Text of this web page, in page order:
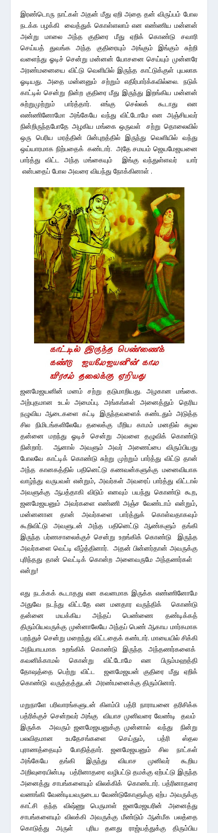
இரண்டொரு நாட்கள் அதன் மீது ஏறி அதை தன் விருப்பம் போல
நடக்க பழக்கி வைத்துக் கொள்ளலாம் என எண்ணிய மன்னன்
அன்று மாலை அந்த குதிரை மீது ஏறிக் கொண்டு சவாரி
செய்யத் துவங்க அந்த குதிரையும் அங்கும் இங்கும் சுற்றி
வளைந்து ஓடிச் சென்று மன்னன் யோசனை செய்யும் முன்னரே
அரண்மனையை விட்டு வெளியில் இருந்த காட்டுக்குள் புயலாக
ஓடியது. அதை மன்னனும் சற்றும் எதிர்பார்க்கவில்லை. நடுக்
காட்டில் சென்று நின்ற குதிரை மீது இருந்து இறங்கிய மன்னன்
சுற்றுமுற்றும் பார்த்தார். எங்கு செல்லக் கூடாது என
எண்ணினோமோ அங்கேயே வந்து விட்டோமே என அஞ்சியவர்
நின்றிருந்தபோதே அழகிய மங்கை ஒருவள் சற்று தொலைவில்
ஒரு பெரிய மரத்தின் பின்புறத்தில் இருந்து வெளியில் வந்து
ஒய்யாரமாக நிற்பதைக் கண்டார். அதே சமயம் ஜெயமேஜயனை
பார்த்து விட்ட அந்த மங்கையும் இங்கு வந்துள்ளவர் யார்
என்பதைப் போல அவரை வியந்து நோக்கினாள் .
ஜனமேஜயனின் மனம் சற்று தடுமாறியது. அழகான மங்கை.
அற்புதமான உடல் அமைப்பு. அங்கங்கள் அனைத்தும் தெரிய
நழுவிய ஆடைகளை கட்டி இருந்தவளைக் கண்டதும் அடுத்த
சில நிமிடங்களிலேயே தலைக்கு மீறிய காமம் மனதில் சுழல
தன்னை மறந்து ஓடிச் சென்று அவளை தழுவிக் கொண்டு
நின்றார். ஆனால் அவளும் அவர் அணைப்பை விரும்பியது
போலவே காட்டிக் கொண்டு சுற்று முற்றும் பார்த்து விட்டு தான்
அந்த கானகத்தில் பதினெட்டு கணவன்களுக்கு மனைவியாக
வாழ்ந்து வருபவள் என்றும், அவர்கள் அவரைப் பார்த்து விட்டால்
அவளுக்கு ஆபத்தாகி விடும் எனவும் பயந்து கொண்டு கூற,
ஜனமேஜயனும் அவர்களை எண்ணி அஞ்ச வேண்டாம் என்றும்,
மன்னனான தான் அவர்களை பார்த்துக் கொள்வதாகவும்
கூறிவிட்டு அவளுடன் அந்த பதினெட்டு ஆண்களும் தங்கி
இருந்த பர்ணசாலைக்குச் சென்று உறங்கிக் கொண்டு இருந்த
அவர்களை வெட்டி வீழ்த்தினார். அதன் பின்னர்தான் அவருக்கு
புரிந்தது தான் வெட்டிக் கொன்ற அனைவருமே அந்தணர்கள்
என்று!
எது நடக்கக் கூடாதது என கவனமாக இருக்க எண்ணினோமே
அதுவே நடந்து விட்டதே என மனதார வருந்திக் கொண்டு
தன்னை மயக்கிய அந்தப் பெண்ணை தண்டிக்கத்
திரும்பியவருக்கு முன்னாலேயே அந்தப் பெண் ஆகாய மார்கமாக
பறந்துச் சென்று மறைந்து விட்டதைக் கண்டார். மாயையில் சிக்கி
அநியாயமாக உறங்கிக் கொண்டு இருந்த அந்தணர்களைக்
கவனிக்காமல் கொன்று விட்டோமே என பிரும்மஹத்தி
தோஷத்தை பெற்று விட்ட ஜனமேஜயன் குதிரை மீது ஏறிக்
கொண்டு வருத்தத்துடன் அரண்மனைக்கு திரும்பினார்.
மறுநாளே பரிவாரங்களுடன் கிளம்பி பத்ரி நாராயனை தரிசிக்க
பத்ரிக்குச் சென்றவர் அங்கு வியாச முனிவரை வேண்டி தவம்
இருக்க அவரும் ஜனமேஜயனுக்கு முன்னால் வந்து நின்று
பலவிதமான உபதேசங்களை செய்தும், பத்ரி ஸ்தல
புராணத்தையும் போதித்தார். ஜனமேஜயனும் சில நாட்கள்
அங்கேயே தங்கி இருந்து வியாச முனிவர் கூறிய
அறிவுரையின்படி பத்ரினாதரை வழிபட்டு தமக்கு ஏற்பட்டு இருந்த
அனைத்து சாபங்களையும் விலக்கிக் கொண்டார். பத்ரினாதரை
வணங்கி வேண்டியவருடைய வேண்டுகோளுக்கு ஏற்ப அவருக்கு
காட்சி தந்த விஷ்ணு பெருமாள் ஜனமேஜயரின் அனைத்து
சாபங்களையும் விலக்கி அவருக்கு மீண்டும் ஆன்மீக பலத்தை
கொடுத்து அருள் புரிய தனது ராஜ்யத்துக்கு திரும்பிய